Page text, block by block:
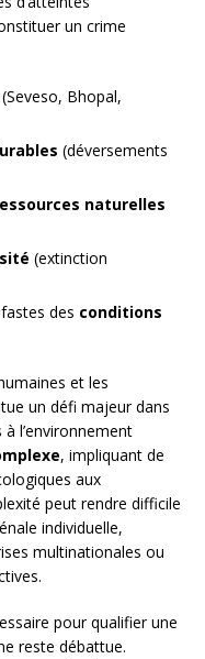
un crime
(Seveso, Bhopal,
(déversements
naturelles
(extinction
des conditions
et les
un défi majeur dans
l’environnement
, impliquant de
aux
peut rendre difficile
individuelle,
multinationales ou
pour qualifier une
reste débattue.